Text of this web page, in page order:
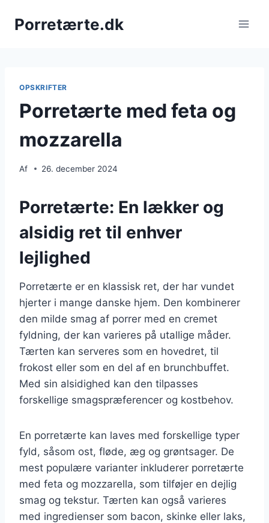
Porretærte.dk
OPSKRIFTER
Porretærte med feta og
mozzarella
Af 26. december 2024
Porretærte: En lækker og
alsidig ret til enhver
lejlighed
Porretærte er en klassisk ret, der har vundet
hjerter i mange danske hjem. Den kombinerer
den milde smag af porrer med en cremet
fyldning, der kan varieres på utallige måder.
Tærten kan serveres som en hovedret, til
frokost eller som en del af en brunchbuffet.
Med sin alsidighed kan den tilpasses
forskellige smagspræferencer og kostbehov.
En porretærte kan laves med forskellige typer
fyld, såsom ost, fløde, æg og grøntsager. De
mest populære varianter inkluderer porretærte
med feta og mozzarella, som tilføjer en dejlig
smag og tekstur. Tærten kan også varieres
med ingredienser som bacon, skinke eller laks,